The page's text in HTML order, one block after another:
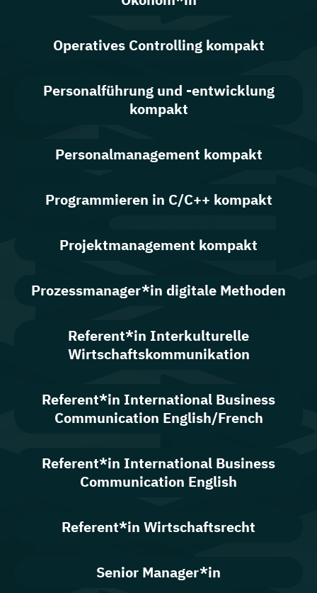
Operatives Controlling kompakt
Personalführung und -entwicklung
kompakt
Personalmanagement kompakt
Programmieren in C/C++ kompakt
Projektmanagement kompakt
Prozessmanager*in digitale Methoden
Referent*in Interkulturelle
Wirtschaftskommunikation
Referent*in International Business
Communication English/French
Referent*in International Business
Communication English
Referent*in Wirtschaftsrecht
Senior Manager*in